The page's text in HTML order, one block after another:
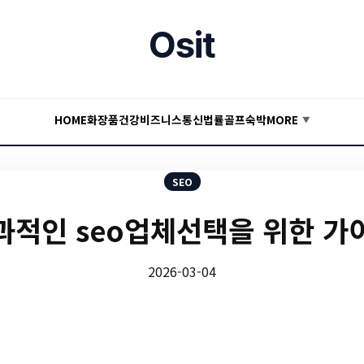
Osit
HOME화장품건강비즈니스통신법률골프숙박MORE ▼
SEO
적인 seo업체선택을 위한 가
2026-03-04